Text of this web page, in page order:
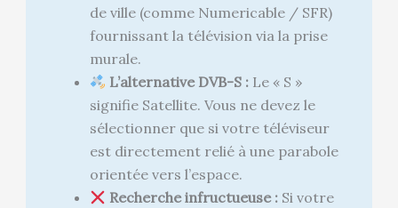
de ville (comme Numericable / SFR)
fournissant la télévision via la prise
murale.
L’alternative DVB-S :Le « S »
signifie Satellite. Vous ne devez le
sélectionner que si votre téléviseur
est directement relié à une parabole
orientée vers l’espace.
Recherche infructueuse :Si votre